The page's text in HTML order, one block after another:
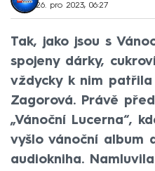
26. pro 2023, 06:27
Tak, jako jsou s
spojeny dárky,
vždycky k nim
Zagorová. Právě
„Vánoční Lucerna“,
vyšlo vánoční
audiokniha.